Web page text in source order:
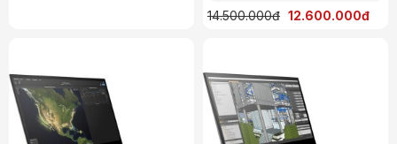
14.500.000đ 12.600.000đ